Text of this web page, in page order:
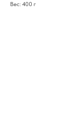
Вес: 400 г